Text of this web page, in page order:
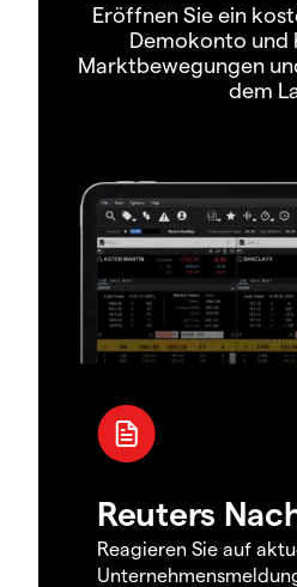
Eröffnen Sie ein
Demokonto und
Marktbewegungen
dem
Reuters
Reagieren Sie auf